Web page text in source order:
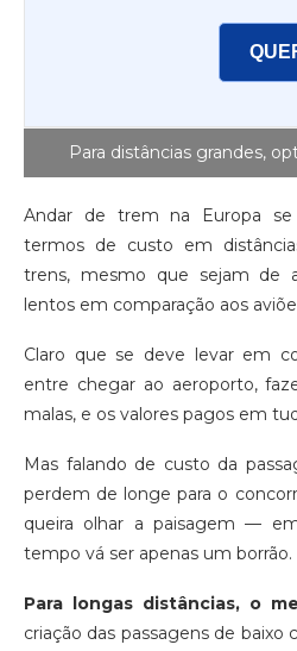
Para distâncias grandes,
Andar de trem na Europa
termos de custo em
trens, mesmo que sejam de
lentos em comparação aos
Claro que se deve levar em
entre chegar ao aeroporto,
malas, e os valores pagos em
Mas falando de custo da
perdem de longe para o
queira olhar a paisagem —
tempo vá ser apenas um borrão.
Para longas distâncias, o
criação das passagens de baixo